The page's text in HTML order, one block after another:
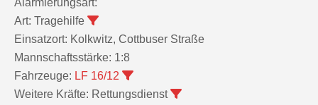
Alarmierungsart:
Art: Tragehilfe
Einsatzort: Kolkwitz, Cottbuser Straße
Mannschaftsstärke: 1:8
Fahrzeuge: LF 16/12
Weitere Kräfte: Rettungsdienst